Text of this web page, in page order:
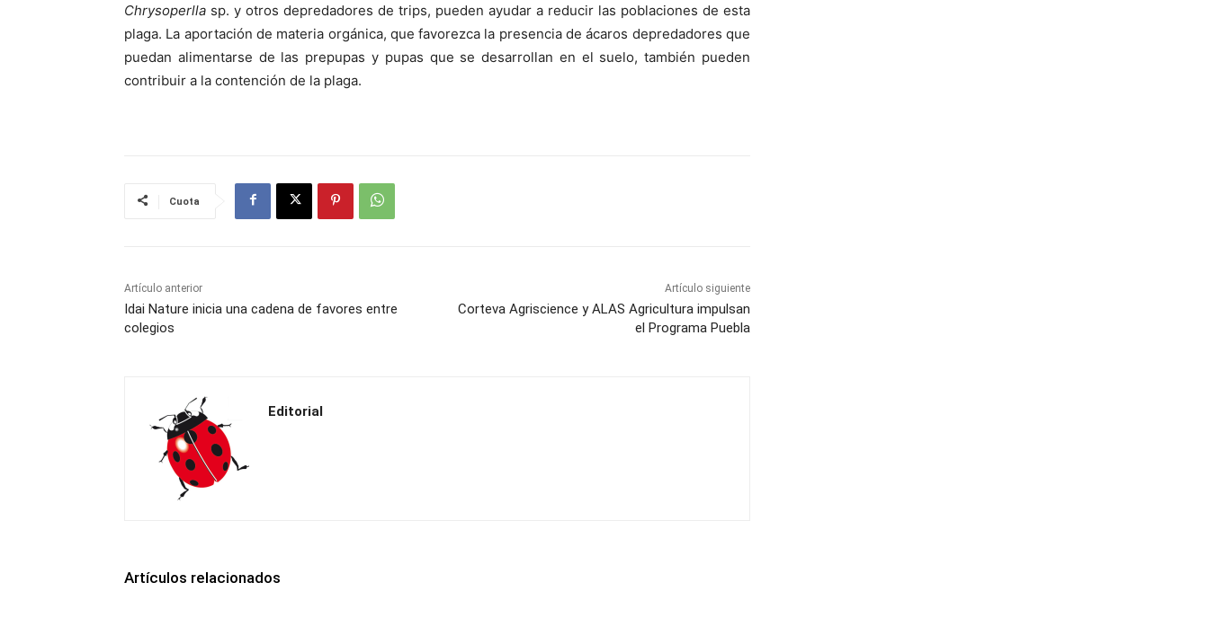
Chrysoperlla sp. y otros depredadores de trips, pueden ayudar a reducir las poblaciones de esta
plaga. La aportación de materia orgánica, que favorezca la presencia de ácaros depredadores que
puedan alimentarse de las prepupas y pupas que se desarrollan en el suelo, también pueden
contribuir a la contención de la plaga.
Cuota
Artículo anterior
Idai Nature inicia una cadena de favores entre
colegios
Artículo siguiente
Corteva Agriscience y ALAS Agricultura impulsan
el Programa Puebla
Editorial
Artículos relacionados